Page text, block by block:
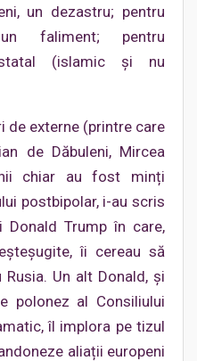
un dezastru; pentru
faliment; pentru
(islamic și nu
de externe (printre care
de Dăbuleni, Mircea
chiar au fost minți
postbipolar, i-au scris
Donald Trump în care,
îi cereau să
Un alt Donald, și
polonez al Consiliului
îl implora pe tizul
aliații europeni